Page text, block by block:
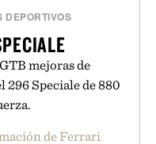
DEPORTIVOS
mejoras de
Speciale de 880
de Ferrari